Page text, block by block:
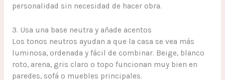
personalidad sin necesidad de hacer obra.
3. Usa una base neutra y añade acentos
Los tonos neutros ayudan a que la casa se vea más
luminosa, ordenada y fácil de combinar. Beige, blanco
roto, arena, gris claro o topo funcionan muy bien en
paredes, sofá o muebles principales.